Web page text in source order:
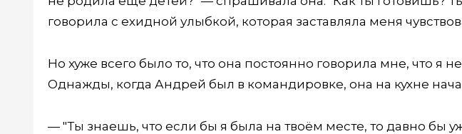
говорила с ехидной улыбкой, которая заставляла меня
Но хуже всего было то, что она постоянно говорила мне, что я
Однажды, когда Андрей был в командировке, она на кухне
— "Ты знаешь, что если бы я была на твоём месте, то давно бы